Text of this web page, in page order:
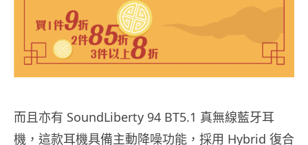
而且亦有 SoundLiberty 94 BT5.1 真無線藍牙耳
機，這款耳機具備主動降噪功能，採用 Hybrid 復合